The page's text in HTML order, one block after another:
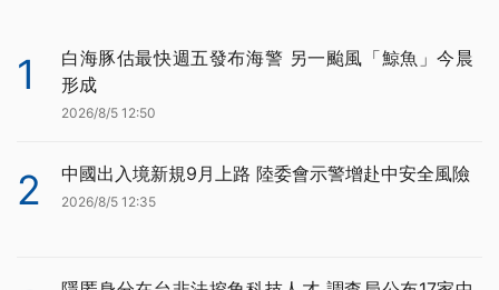
1
白海豚估最快週五發布海警 另一颱風「鯨魚」今晨
形成
2026/8/5 12:50
2 中國出入境新規9月上路 陸委會示警增赴中安全風險
2026/8/5 12:35